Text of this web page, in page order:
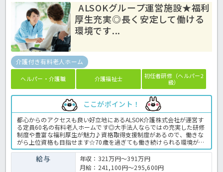
ALSOKグループ運営施設★福利
厚生充実◎長く安定して働ける
環境です...
介護付き有料老人ホーム
ヘルパー・介護職 介護福祉士
初任者研修（ヘルパー2
級）
ここがポイント！
都心からのアクセスも良い好立地にあるALSOK介護株式会社が運営す
る定員60名の有料老人ホームです◎大手法人ならではの充実した研修
制度や豊富な福利厚生が魅力♪資格取得支援制度があるので、働きな
がら上位資格も目指せます☆70歳を過ぎても働き続けられる環境が整
っているのも嬉しいポイント！毎年、職員の処遇改善を実施している
職員想いの会社で活躍しませんか？ 介護付き有料老人ホームでの介護
業務全般です。＜介護職 正職員 有料老人ホームの求人＞
給与
年収：321万円～391万円
月給：241,100円～295,600円